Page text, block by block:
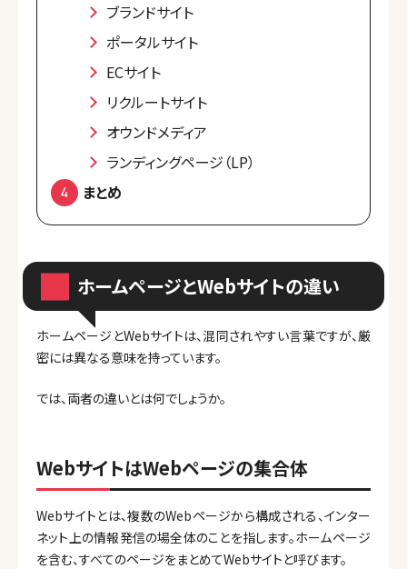
ブランドサイト
ポータルサイト
ECサイト
リクルートサイト
オウンドメディア
ランディングページ（LP）
まとめ
ホームページとWebサイトの違い
ホームページとWebサイトは、混同されやすい言葉ですが、厳
密には異なる意味を持っています。
では、両者の違いとは何でしょうか。
WebサイトはWebページの集合体
Webサイトとは、複数のWebページから構成される、インター
ネット上の情報発信の場全体のことを指します。ホームページ
を含む、すべてのページをまとめてWebサイトと呼びます。